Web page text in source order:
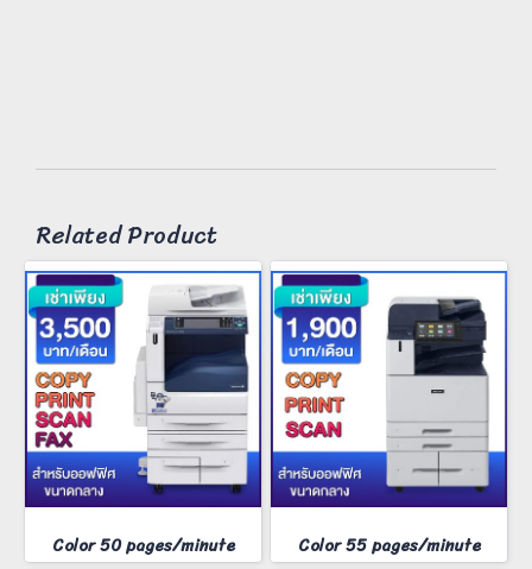
Related Product
Color 50 pages/minute Color 55 pages/minute